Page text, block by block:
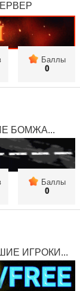
Баллы
0
БОМЖА...
Баллы
0
ИГРОКИ...